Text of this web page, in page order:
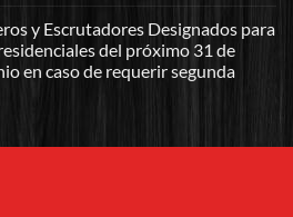
y Escrutadores Designados para
del próximo 31 de
en caso de requerir segunda